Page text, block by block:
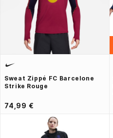
Sweat Zippé FC Barcelone
Strike Rouge
74,99 €